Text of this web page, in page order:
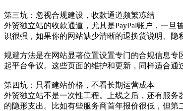
第三坑：忽视合规建设，收款通道频繁冻结
外贸独立站的收款通道，尤其是PayPal账户，一
识很强，如果你的网站缺少清晰的退换货说明、隐
规避方法是在网站显著位置设置专门的合规信息
起平台争议。这些页面的维护和更新，同样适合通
第四坑：只看建站价格，不看长期运营成本
外贸独立站不是一次性工程。上线之后，还有服
的隐形支出。比如有些服务商首年报价很低，但第